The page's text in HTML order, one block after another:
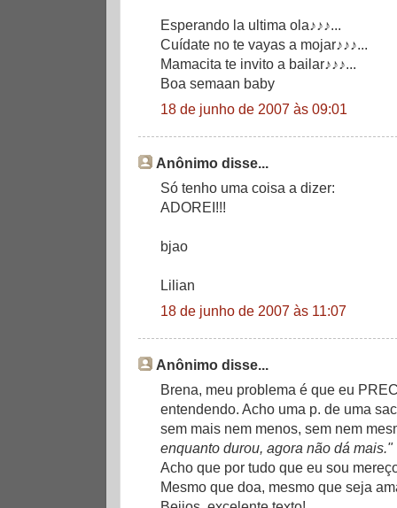
Esperando la ultima ola♪♪♪...
Cuídate no te vayas a mojar♪♪♪...
Mamacita te invito a bailar♪♪♪...
Boa semaan baby
18 de junho de 2007 às 09:01
Anônimo disse...
Só tenho uma coisa a dizer:
ADOREI!!!
bjao
Lilian
18 de junho de 2007 às 11:07
Anônimo disse...
Brena, meu problema é que eu
entendendo. Acho uma p. de uma
sem mais nem menos, sem nem
enquanto durou, agora não dá mais."
Acho que por tudo que eu sou
Mesmo que doa, mesmo que seja